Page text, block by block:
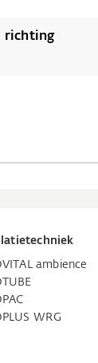
richting
ambience
WRG